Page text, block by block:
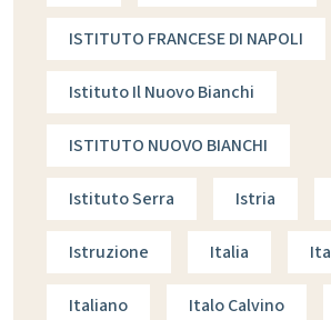
ISTITUTO FRANCESE DI NAPOLI
Istituto Il Nuovo Bianchi
ISTITUTO NUOVO BIANCHI
Istituto Serra Istria
Istruzione Italia
Italiano Italo Calvino